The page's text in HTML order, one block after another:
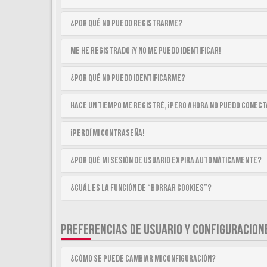
¿Por qué no puedo registrarme?
Me he registrado ¡y no me puedo identificar!
¿Por qué no puedo identificarme?
Hace un tiempo me registré, ¡pero ahora no puedo
¡Perdí mi contraseña!
¿Por qué mi sesión de usuario expira automáticamente?
¿Cuál es la función de “Borrar cookies”?
PREFERENCIAS DE USUARIO Y
¿Cómo se puede cambiar mi configuración?